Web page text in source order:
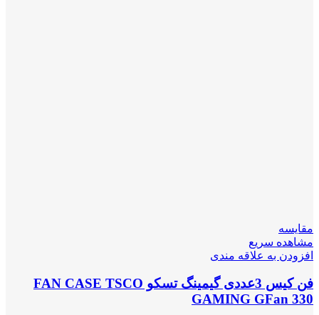
مقایسه
مشاهده سریع
افزودن به علاقه مندی
فن کیس 3عددی گیمینگ تسکو FAN CASE TSCO
GAMING GFan 330